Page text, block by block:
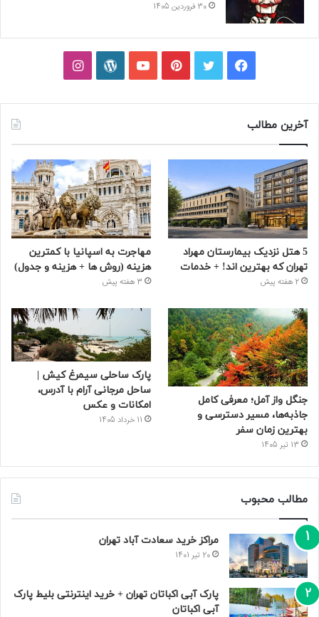
30 فروردین 1405
فیسبوکتوییترپینتریستیوتیوبوردپرساینستاگرام
آخرین مطالب
5 هتل نزدیک بیمارستان مهراد
تهران که بهترین‌ اند! + خدمات
2 هفته پیش
مهاجرت به اسپانیا با کمترین
هزینه (روش ها + هزینه و جدول)
3 هفته پیش
جنگل واز آمل؛ معرفی کامل
جاذبه‌ها، مسیر دسترسی و
بهترین زمان سفر
13 تیر 1405
پارک ساحلی سیمرغ کیش |
ساحل مرجانی آرام با آدرس،
امکانات و عکس
11 خرداد 1405
مطالب محبوب
مراکز خرید سعادت‌ آباد تهران
20 تیر 1401
پارک آبی اکباتان تهران + خرید اینترنتی بلیط پارک
آبی اکباتان